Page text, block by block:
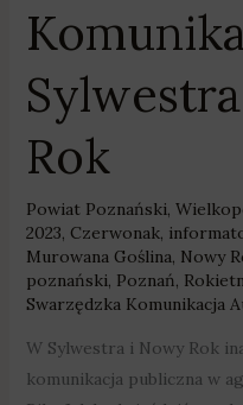
Rok
Powiat Poznański
2023 Czerwonak,
Murowana Goślina Nowy
poznański Poznań
Swarzędzka Komunikacja
W Sylwestra i Nowy Rok
komunikacja publiczna w